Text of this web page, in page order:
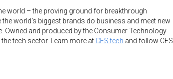
world – the proving ground for breakthrough
world’s biggest brands do business and meet new
Owned and produced by the Consumer Technology
the tech sector. Learn more at CES.tech and follow CES